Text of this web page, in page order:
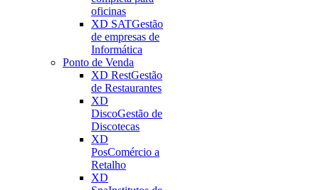
oficinas
XD SATGestão
de empresas de
Informática
Ponto de Venda
XD RestGestão
de Restaurantes
XD
DiscoGestão de
Discotecas
XD
PosComércio a
Retalho
XD